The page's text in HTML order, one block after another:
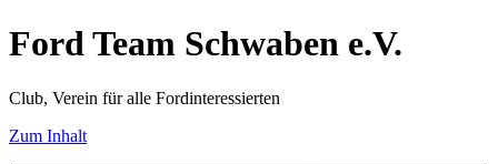
Ford Team Schwaben e.V.
Club, Verein für alle Fordinteressierten
Zum Inhalt